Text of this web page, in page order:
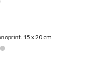
15 x 20 cm